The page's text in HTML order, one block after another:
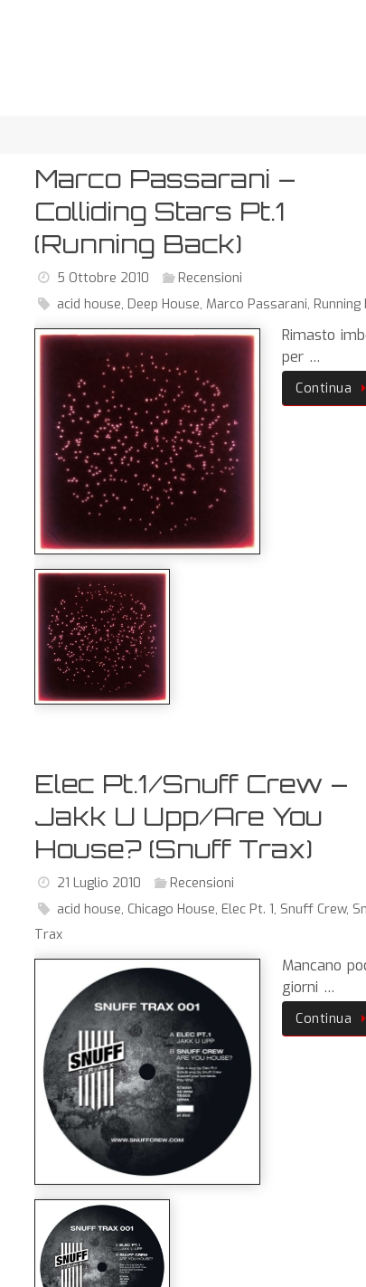
Marco Passarani –
Colliding Stars Pt.1
(Running Back)
5 Ottobre 2010
Recensioni
acid house, Deep House, Marco Passarani, Running
Rimasto
per …
Continua
Elec Pt.1/Snuff Crew –
Jakk U Upp/Are You
House? (Snuff Trax)
21 Luglio 2010
Recensioni
acid house, Chicago House, Elec Pt. 1, Snuff Crew,
Trax
Mancano
giorni …
Continua